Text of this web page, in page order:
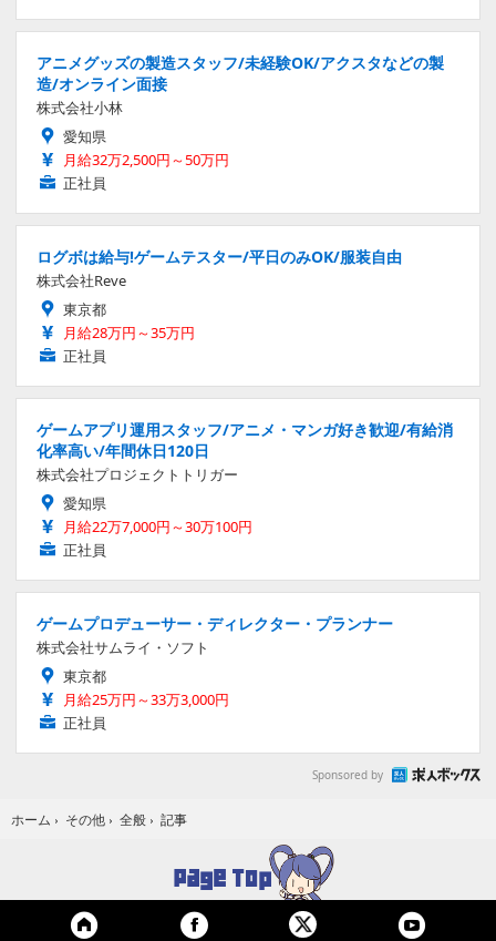
アニメグッズの製造スタッフ/未経験OK/アクスタなどの製
造/オンライン面接
株式会社小林
愛知県
月給32万2,500円～50万円
正社員
ログボは給与!ゲームテスター/平日のみOK/服装自由
株式会社Reve
東京都
月給28万円～35万円
正社員
ゲームアプリ運用スタッフ/アニメ・マンガ好き歓迎/有給消
化率高い/年間休日120日
株式会社プロジェクトトリガー
愛知県
月給22万7,000円～30万100円
正社員
ゲームプロデューサー・ディレクター・プランナー
株式会社サムライ・ソフト
東京都
月給25万円～33万3,000円
正社員
Sponsored by
ホーム › その他 › 全般 › 記事